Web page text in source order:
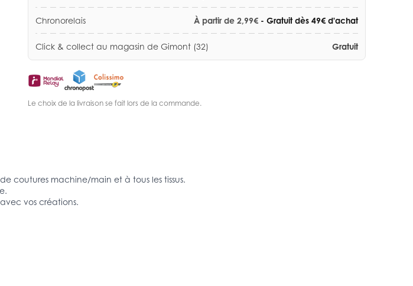
Chronorelais À partir de 2,99€ - Gratuit dès 49€ d'achat
Click & collect au magasin de Gimont (32) Gratuit
Le choix de la livraison se fait lors de la commande.
coutures machine/main et à tous les tissus.
vos créations.